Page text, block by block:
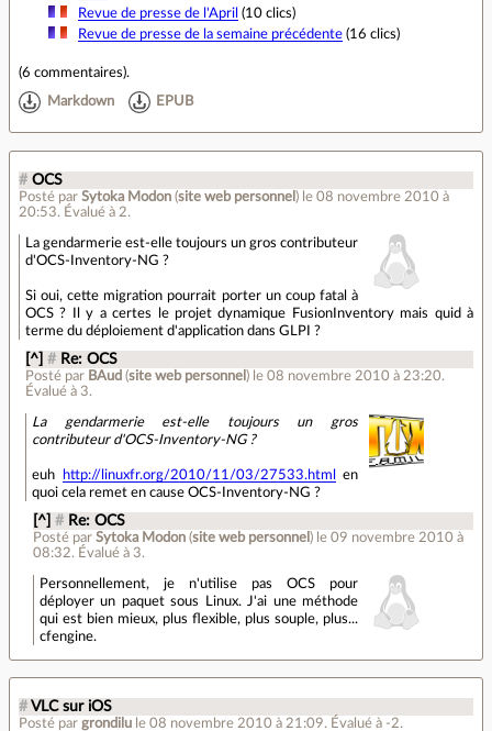
Revue de presse de l'April (10 clics)
Revue de presse de la semaine précédente(16 clics)
(6 commentaires).
Markdown EPUB
# OCS
Posté par Sytoka Modon (site web personnel ) le 08 novembre 2010 à
20:53. Évalué à 2.
La gendarmerie est-elle toujours un gros contributeur
d'OCS-Inventory-NG ?
Si oui, cette migration pourrait porter un coup fatal à
OCS ? Il y a certes le projet dynamique FusionInventory mais quid à
terme du déploiement d'application dans GLPI ?
[^] # Re: OCS
Posté par BAud (site web personnel ) le 08 novembre 2010 à 23:20.
Évalué à 3.
La gendarmerie est-elle toujours un gros
contributeur d'OCS-Inventory-NG ?
euh http://linuxfr.org/2010/11/03/27533.html
en
quoi cela remet en cause OCS-Inventory-NG ?
[^] # Re: OCS
Posté par Sytoka Modon(site web personnel ) le 09 novembre 2010 à
08:32. Évalué à 3.
Personnellement, je n'utilise pas OCS pour
déployer un paquet sous Linux. J'ai une méthode
qui est bien mieux, plus flexible, plus souple, plus...
cfengine.
# VLC sur iOS
Posté par grondilu le 08 novembre 2010 à 21:09. Évalué à -2.